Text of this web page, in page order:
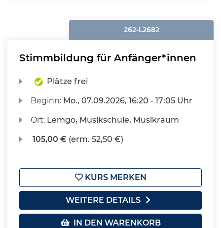
262-L2682
Stimmbildung für Anfänger*innen
Plätze frei
Beginn: Mo., 07.09.2026, 16:20 - 17:05 Uhr
Ort: Lemgo, Musikschule, Musikraum
105,00 € (erm. 52,50 €)
KURS MERKEN
WEITERE DETAILS
IN DEN WARENKORB